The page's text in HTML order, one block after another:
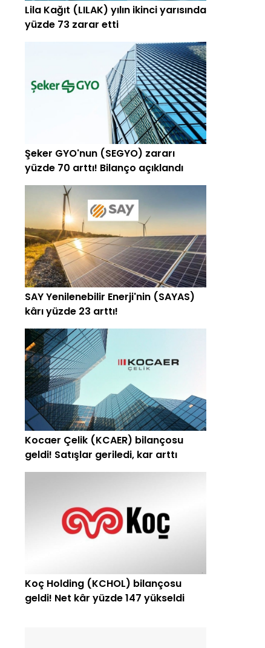
Lila Kağıt (LILAK) yılın ikinci yarısında
yüzde 73 zarar etti
Şeker GYO'nun (SEGYO) zararı
yüzde 70 arttı! Bilanço açıklandı
SAY Yenilenebilir Enerji'nin (SAYAS)
kârı yüzde 23 arttı!
Kocaer Çelik (KCAER) bilançosu
geldi! Satışlar geriledi, kar arttı
Koç Holding (KCHOL) bilançosu
geldi! Net kâr yüzde 147 yükseldi